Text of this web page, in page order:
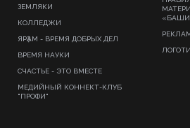
ЗЕМЛЯКИ
КОЛЛЕДЖИ
ЯРҘАМ - ВРЕМЯ ДОБРЫХ ДЕЛ
ВРЕМЯ НАУКИ
СЧАСТЬЕ - ЭТО ВМЕСТЕ
МЕДИЙНЫЙ КОННЕКТ-КЛУБ
"ПРОФИ"